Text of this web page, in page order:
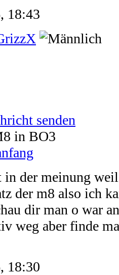
18:43
in BO3
der meinung
der m8 also ich
dir man o war
weg aber finde
18:30